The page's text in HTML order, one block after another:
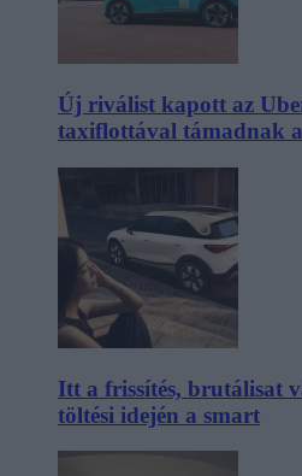
Új riválist kapott az
taxiflottával támadnak
Itt a frissítés, brutálisat
töltési idején a smart